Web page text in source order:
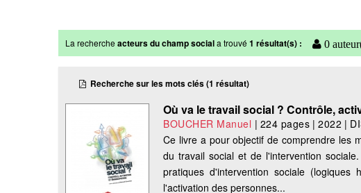
La rechercheacteurs du champ sociala trouvé1 résultat(s) : 0
Recherche sur les mots clés (1 résultat)
Où va le travail social ? Contrôle,
BOUCHER Manuel | 224 pages |2022 |
Ce livre a pour objectif de comprendre les
du travail social et de l'intervention
pratiques d'intervention sociale (logiques
l'activation des personnes...